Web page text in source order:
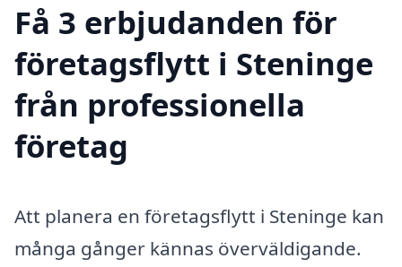
Få 3 erbjudanden för
företagsflytt i Steninge
från professionella
företag
Att planera en företagsflytt i Steninge kan
många gånger kännas överväldigande.